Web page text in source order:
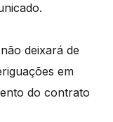
deixará de
em
do contrato